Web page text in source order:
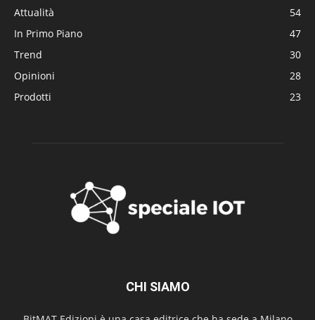
Attualità
54
In Primo Piano
47
Trend
30
Opinioni
28
Prodotti
23
CHI SIAMO